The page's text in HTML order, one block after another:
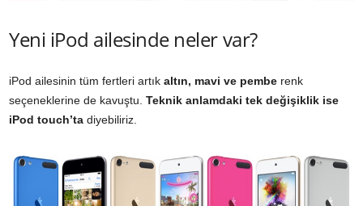
Yeni iPod ailesinde neler var?
iPod ailesinin tüm fertleri artık altın, mavi ve pembe renk
seçeneklerine de kavuştu. Teknik anlamdaki tek değişiklik ise
iPod touch’ta diyebiliriz.